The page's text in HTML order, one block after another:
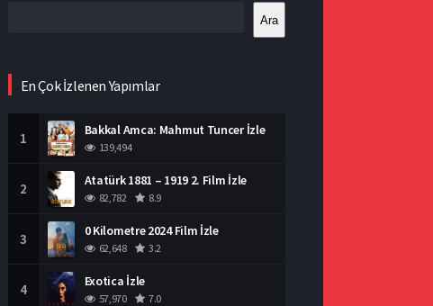
Ara
En Çok İzlenen Yapımlar
1 Bakkal Amca: Mahmut Tuncer İzle
139,494
2 Atatürk 1881 – 1919 2. Film İzle
82,782 8.9
3 0 Kilometre 2024 Film İzle
62,648 3.2
4 Exotica İzle
57,970 7.0